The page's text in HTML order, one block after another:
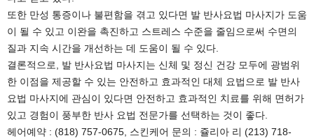
또한 만성 통증이나 불편함을 겪고 있다면 발 반사요법 마사지가 도움
이 될 수 있고 이완을 촉진하고 스트레스 수준을 줄임으로써 수면의
질과 지속 시간을 개선하는 데 도움이 될 수 있다.
결론적으로, 발 반사요법 마사지는 신체 및 정신 건강 모두에 광범위
한 이점을 제공할 수 있는 안전하고 효과적인 대체 요법으로 발 반사
요법 마사지에 관심이 있다면 안전하고 효과적인 치료를 위해 면허가
있고 경험이 풍부한 반사 요법 전문가를 선택하는 것이 좋다.
헤어예약 : (818) 757-0675, 스킨케어 문의 : 쥴리아 리 (213) 718-